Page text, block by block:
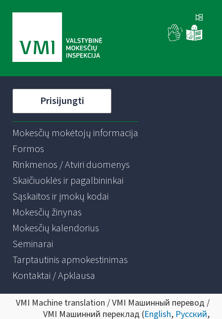
Prisijungti
Mokesčių mokėtojų informacija
Formos
Rinkmenos / Atviri duomenys
Skaičiuoklės ir pagalbininkai
Sąskaitos ir įmokų kodai
Mokesčių žinynas
Mokesčių kalendorius
Seminarai
Tarptautinis apmokestinimas
Kontaktai / Apklausa
VMI Machine translation / VMI Машинный перевод /
VMI Машинний переклад (English, Русский,